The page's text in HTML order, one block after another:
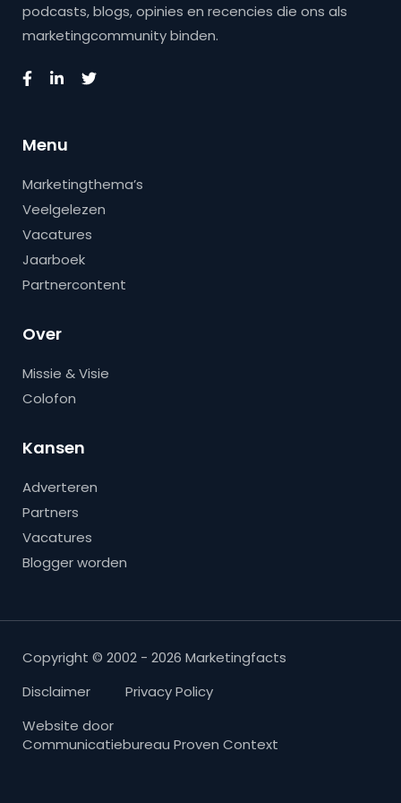
podcasts, blogs, opinies en recencies die ons als
marketingcommunity binden.
Menu
Marketingthema’s
Veelgelezen
Vacatures
Jaarboek
Partnercontent
Over
Missie & Visie
Colofon
Kansen
Adverteren
Partners
Vacatures
Blogger worden
Copyright © 2002 - 2026 Marketingfacts
Disclaimer
Privacy Policy
Website door
Communicatiebureau Proven Context